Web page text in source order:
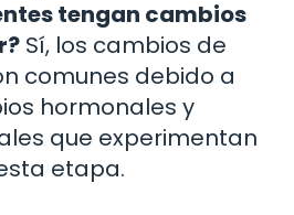
tengan cambios
Sí, los cambios de
comunes debido a
hormonales y
que experimentan
etapa.